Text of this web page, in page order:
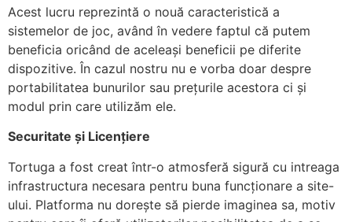
Acest lucru reprezintă o nouă caracteristică a
sistemelor de joc, având în vedere faptul că putem
beneficia oricând de aceleași beneficii pe diferite
dispozitive. În cazul nostru nu e vorba doar despre
portabilitatea bunurilor sau prețurile acestora ci și
modul prin care utilizăm ele.
Securitate și Licențiere
Tortuga a fost creat într-o atmosferă sigură cu intreaga
infrastructura necesara pentru buna funcționare a site-
ului. Platforma nu dorește să pierde imaginea sa, motiv